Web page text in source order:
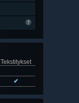
Tekstitykset
✔